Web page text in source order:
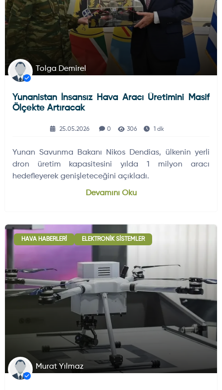
Tolga Demirel
Yunanistan İnsansız Hava Aracı Üretimini Masif
Ölçekte Artıracak
25.05.2026 0 306 1 dk
Yunan Savunma Bakanı Nikos Dendias, ülkenin yerli
dron üretim kapasitesini yılda 1 milyon aracı
hedefleyerek genişleteceğini açıkladı.
Devamını Oku
HAVA HABERLERI ELEKTRONIK SISTEMLER
Murat Yılmaz